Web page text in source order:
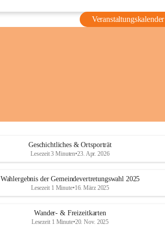
Veranstaltungskalender
Geschichtliches & Ortsporträt
Lesezeit 3 Minuten•23. Apr. 2026
Wahlergebnis der Gemeindevertretungswahl 2025
Lesezeit 1 Minute•16. März 2025
Wander- & Freizeitkarten
Lesezeit 1 Minute•20. Nov. 2025